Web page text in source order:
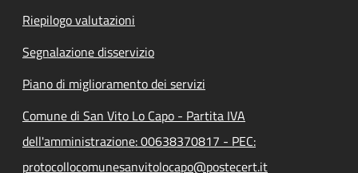
Riepilogo valutazioni
Segnalazione disservizio
Piano di miglioramento dei servizi
Comune di San Vito Lo Capo - Partita IVA
dell'amministrazione: 00638370817 - PEC:
protocollocomunesanvitolocapo@postecert.it